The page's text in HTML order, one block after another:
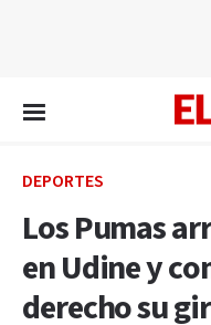
DEPORTES
Los Pumas
en Udine y
derecho su